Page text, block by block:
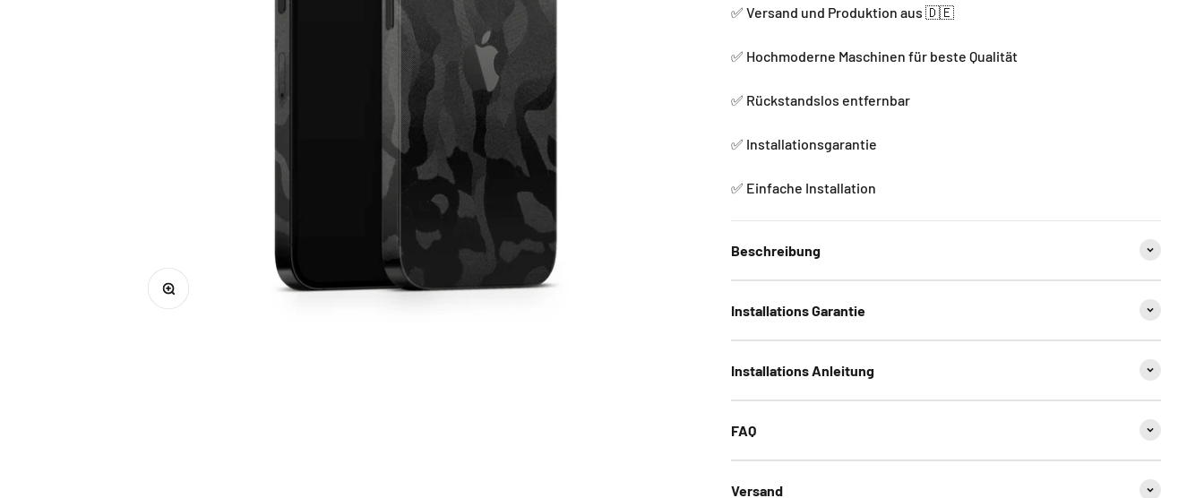
Bild vergrößern
✅ Versand und Produktion aus 🇩🇪
✅ Hochmoderne Maschinen für beste Qualität
✅ Rückstandslos entfernbar
✅ Installationsgarantie
✅ Einfache Installation
Beschreibung
Installations Garantie
Installations Anleitung
FAQ
Versand